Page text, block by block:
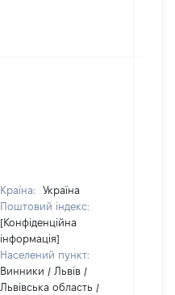
Країна:
Україна
Поштовий індекс:
[Конфіденційна
інформація]
Населений пункт:
Винники / Львів /
Львівська область /